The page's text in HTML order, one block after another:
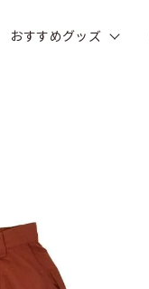
おすすめグッズ